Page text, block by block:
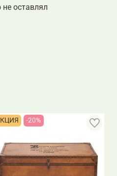
оставлял
-20%